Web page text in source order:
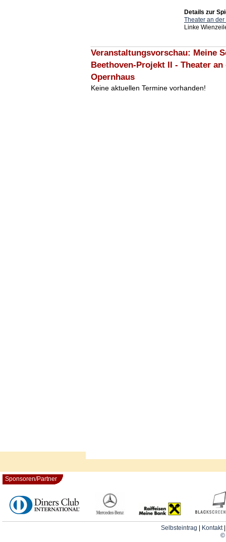
Details zur
Theater an
Linke
Veranstaltungsvorschau: Meine
Beethoven-Projekt II - Theater an
Opernhaus
Keine aktuellen Termine vorhanden!
Sponsoren/Partner
Selbsteintrag Kontakt
©